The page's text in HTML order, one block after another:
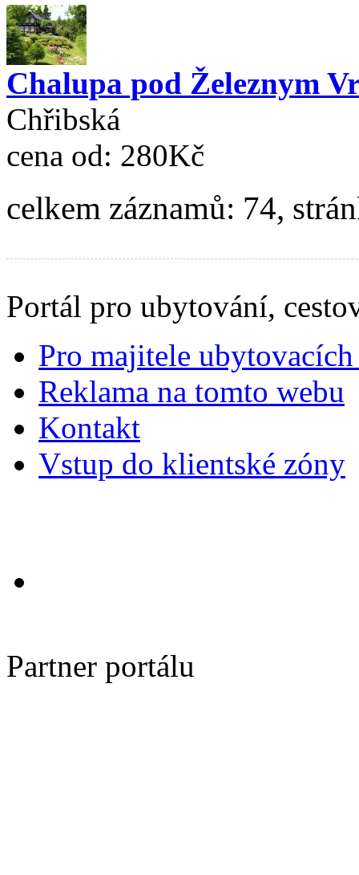
Chalupa pod Železnym
Chřibská
cena od: 280Kč
celkem záznamů: 74,
Portál pro ubytování,
Pro majitele
Reklama na tomto webu
Kontakt
Vstup do klientské zóny
Partner portálu